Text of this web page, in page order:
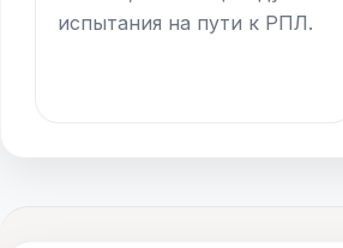
испытания на пути к РПЛ.